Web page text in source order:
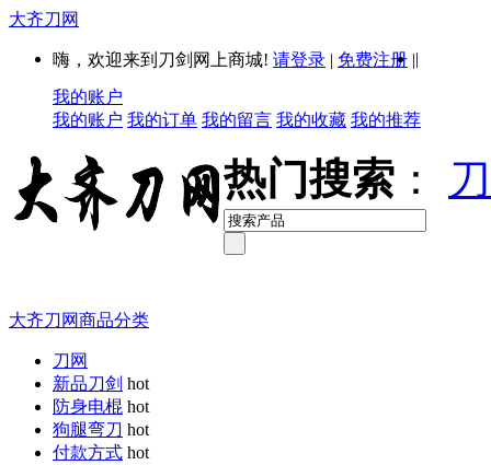
大齐刀网
嗨，欢迎来到刀剑网上商城! 请登录 | 免费注册 ||
我的账户
我的账户 我的订单 我的留言 我的收藏 我的推荐
热门搜索 ：
大齐刀网商品分类
刀网
新品刀剑 hot
防身电棍 hot
狗腿弯刀 hot
付款方式 hot